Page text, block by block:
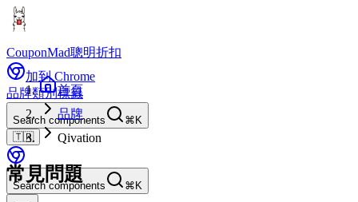
CouponMad聰明折扣
加到 Chrome
品牌類別標籤
Search components
⌘K
🇹🇼
Search components ⌘K
首頁
品牌
Qivation
常見問題